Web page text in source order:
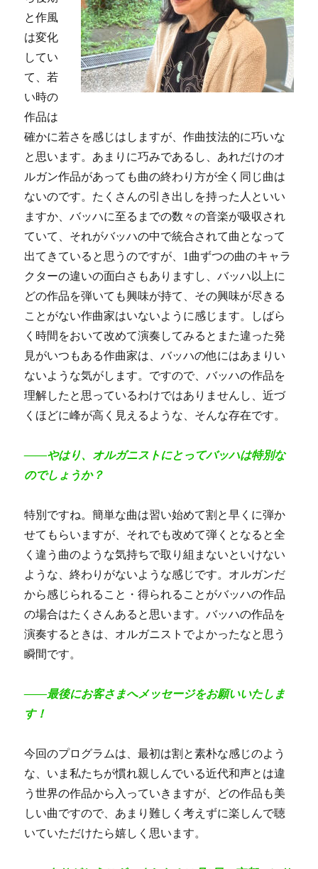
と作風
は変化
してい
て、若
い時の
作品は
確かに若さを感じはしますが、作曲技法的に巧いな
と思います。あまりに巧みであるし、あれだけのオ
ルガン作品があっても曲の終わり方が全く同じ曲は
ないのです。たくさんの引き出しを持った人といい
ますか、バッハに至るまでの数々の音楽が吸収され
ていて、それがバッハの中で統合されて曲となって
出てきていると思うのですが、1曲ずつの曲のキャラ
クターの違いの面白さもありますし、バッハ以上に
どの作品を弾いても興味が持て、その興味が尽きる
ことがない作曲家はいないように感じます。しばら
く時間をおいて改めて演奏してみるとまた違った発
見がいつもある作曲家は、バッハの他にはあまりい
ないような気がします。ですので、バッハの作品を
理解したと思っているわけではありませんし、近づ
くほどに峰が高く見えるような、そんな存在です。
――やはり、オルガニストにとってバッハは特別な
のでしょうか？
特別ですね。簡単な曲は習い始めて割と早くに弾か
せてもらいますが、それでも改めて弾くとなると全
く違う曲のような気持ちで取り組まないといけない
ような、終わりがないような感じです。オルガンだ
から感じられること・得られることがバッハの作品
の場合はたくさんあると思います。バッハの作品を
演奏するときは、オルガニストでよかったなと思う
瞬間です。
――最後にお客さまへメッセージをお願いいたしま
す！
今回のプログラムは、最初は割と素朴な感じのよう
な、いま私たちが慣れ親しんでいる近代和声とは違
う世界の作品から入っていきますが、どの作品も美
しい曲ですので、あまり難しく考えずに楽しんで聴
いていただけたら嬉しく思います。